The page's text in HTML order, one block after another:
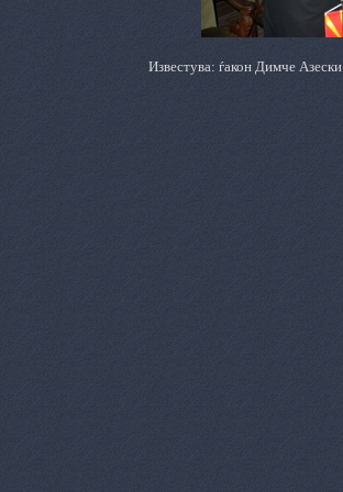
Известува: ѓакон Димче Азески